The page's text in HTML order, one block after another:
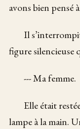
avons bien pensé
Il
figure silencieuse
--- Ma femme.
Elle était
lampe à la main.